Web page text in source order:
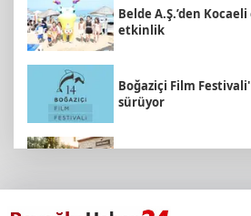
Belde A.Ş.’den
etkinlik
Boğaziçi Film
sürüyor